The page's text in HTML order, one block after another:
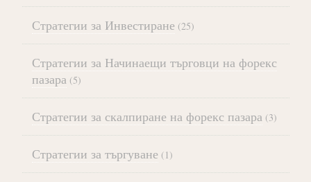
Стратегии за Инвестиране (25)
Стратегии за Начинаещи търговци на форекс
пазара (5)
Стратегии за скалпиране на форекс пазара (3)
Стратегии за търгуване (1)